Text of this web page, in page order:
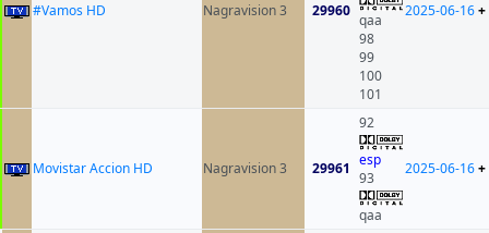
#Vamos HD Nagravision 3 29960
qaa
98
99
100
101
2025-06-16+
Movistar Accion HD Nagravision 3 29961
92
esp
93
qaa
2025-06-16+